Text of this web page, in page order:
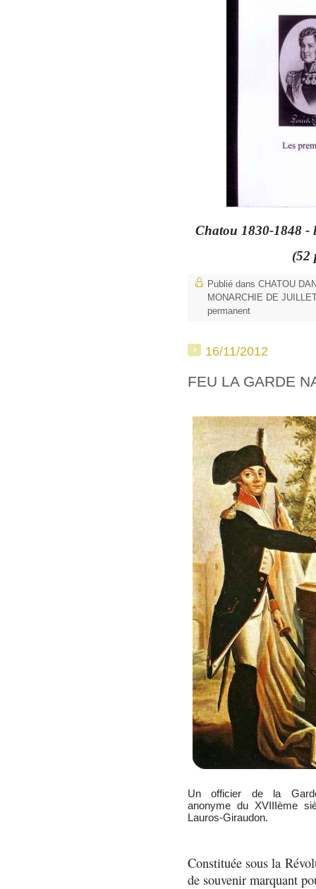
Chatou 1830-1848 -
(52
Publié dans CHATOU
MONARCHIE DE
permanent
16/11/2012
FEU LA GARDE
Un officier de la
anonyme du XVIIIème
Lauros-Giraudon.
Constituée sous la
de souvenir marquant